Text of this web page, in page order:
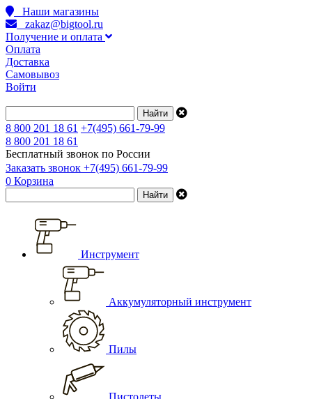
Наши магазины
zakaz@bigtool.ru
Получение и оплата
Оплата
Доставка
Самовывоз
Войти
8 800 201 18 61 +7(495) 661-79-99
8 800 201 18 61
Бесплатный звонок по России
Заказать звонок +7(495) 661-79-99
0 Корзина
Инструмент
Аккумуляторный инструмент
Пилы
Пистолеты